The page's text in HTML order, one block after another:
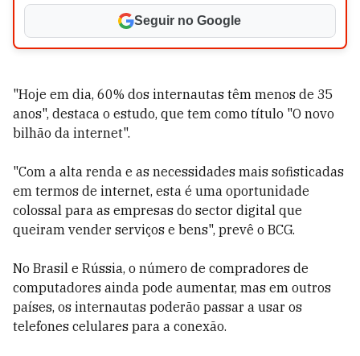
Seguir no Google
"Hoje em dia, 60% dos internautas têm menos de 35
anos", destaca o estudo, que tem como título "O novo
bilhão da internet".
"Com a alta renda e as necessidades mais sofisticadas
em termos de internet, esta é uma oportunidade
colossal para as empresas do sector digital que
queiram vender serviços e bens", prevê o BCG.
No Brasil e Rússia, o número de compradores de
computadores ainda pode aumentar, mas em outros
países, os internautas poderão passar a usar os
telefones celulares para a conexão.